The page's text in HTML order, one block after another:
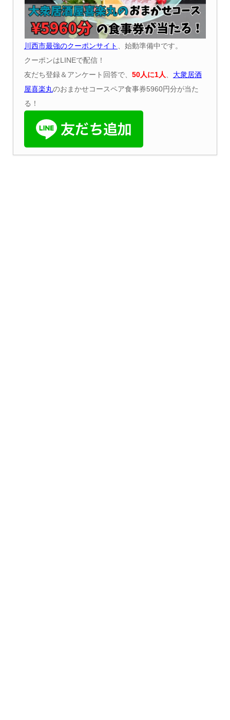
川西市最強のクーポンサイト
、始動準備中です。
クーポンはLINEで配信！
友だち登録＆アンケート回答で、 50人に1人
大衆居酒
屋喜楽丸のおまかせコースペア食事券5960円分が当た
る！